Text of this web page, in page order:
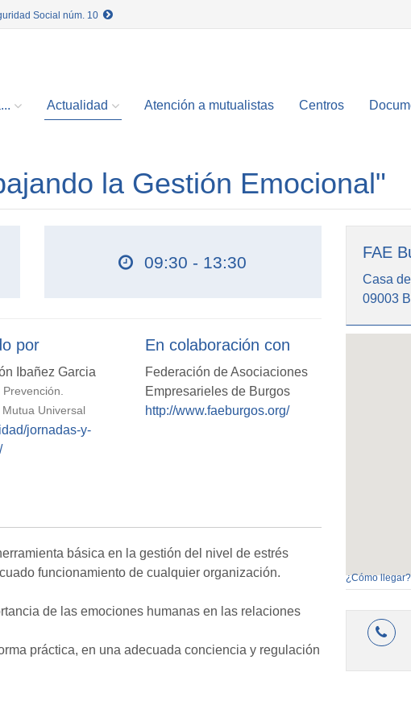
Social núm. 10
Actualidad Atención a mutualistas Centros
la Gestión Emocional"
09:30 - 13:30
por
Ibañez Garcia
Universal
jornadas-y-
En colaboración con
Federación de Asociaciones
Empresarieles de Burgos
http://www.faeburgos.org/
básica en la gestión del nivel de estrés
funcionamiento de cualquier organización.
de las emociones humanas en las relaciones
práctica, en una adecuada conciencia y regulación
FAE
Casa
09003
¿Cómo llegar?